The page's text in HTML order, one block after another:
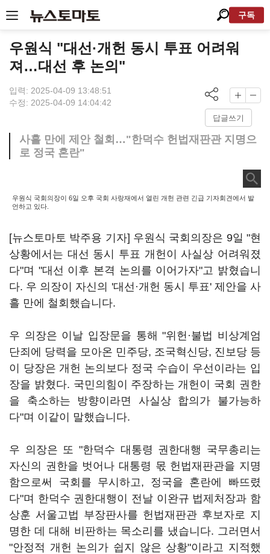
구독
우원식 "대선·개헌 동시 투표 어려워
져…대선 후 논의"
입력: 2025-04-09 13:48:51
수정: 2025-04-09 14:04:42
답글쓰기
사흘 만에 제안 철회…"한덕수 헌법재판관 지명으
로 정국 혼란"
우원식 국회의장이 6일 오후 국회 사랑재에서 열린 개헌 관련 긴급 기자회견에서 발
언하고 있다.
[뉴스토마토 박주용 기자] 우원식 국회의장은 9일 "현
상황에서는 대선 동시 투표 개헌이 사실상 어려워졌
다"며 "대선 이후 본격 논의를 이어가자"고 밝혔습니
다. 우 의장이 자신의 '대선·개헌 동시 투표' 제안을 사
흘 만에 철회했습니다.
우 의장은 이날 입장문을 통해 "위헌·불법 비상계엄
단죄에 당력을 모아온 민주당, 조국혁신당, 진보당 등
이 당장은 개헌 논의보다 정국 수습이 우선이라는 입
장을 밝혔다. 국민의힘이 주장하는 개헌이 국회 권한
을 축소하는 방향이라면 사실상 합의가 불가능하
다"며 이같이 말했습니다.
우 의장은 또 "한덕수 대통령 권한대행 국무총리는
자신의 권한을 벗어나 대통령 몫 헌법재판관을 지명
함으로써 국회를 무시하고, 정국을 혼란에 빠뜨렸
다"며 한덕수 권한대행이 전날 이완규 법제처장과 함
상훈 서울고법 부장판사를 헌법재판관 후보자로 지
명한 데 대해 비판하는 목소리를 냈습니다. 그러면서
"안정적 개헌 논의가 쉽지 않은 상황"이라고 지적했